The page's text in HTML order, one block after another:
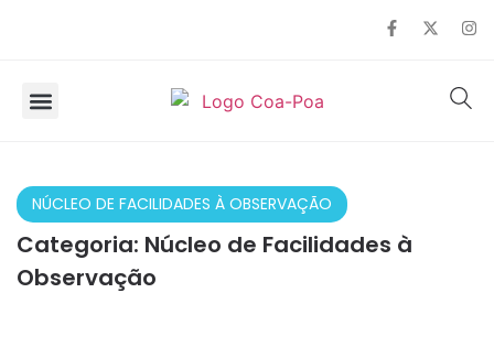
NÚCLEO DE FACILIDADES À OBSERVAÇÃO
Categoria: Núcleo de Facilidades à
Observação